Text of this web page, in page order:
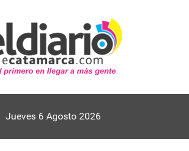
Jueves 6 Agosto 2026